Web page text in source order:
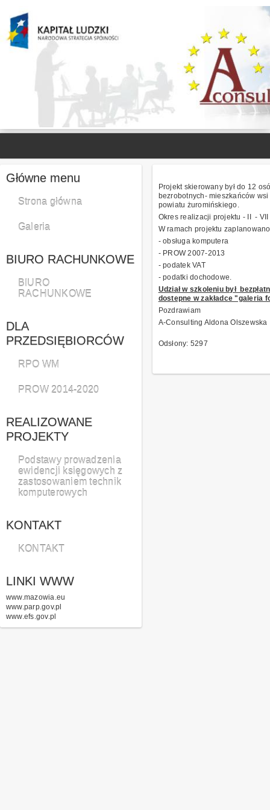
Główne menu
Strona główna
Galeria
BIURO RACHUNKOWE
BIURO
RACHUNKOWE
DLA
PRZEDSIĘBIORCÓW
RPO WM
PROW 2014-2020
REALIZOWANE
PROJEKTY
Podstawy prowadzenia
ewidencji księgowych z
zastosowaniem technik
komputerowych
KONTAKT
KONTAKT
LINKI WWW
www.mazowia.eu
www.parp.gov.pl
www.efs.gov.pl
Projekt skierowany był do 12
bezrobotnych- mieszkańców
powiatu żuromińskiego.
Okres realizacji projektu - II - VII
W ramach projektu
- obsługa komputera
- PROW 2007-2013
- podatek VAT
- podatki dochodowe.
Udział w szkoleniu był
dostepne w zakładce "galeria
Pozdrawiam
A-Consulting Aldona Olszewska
Odsłony: 5297